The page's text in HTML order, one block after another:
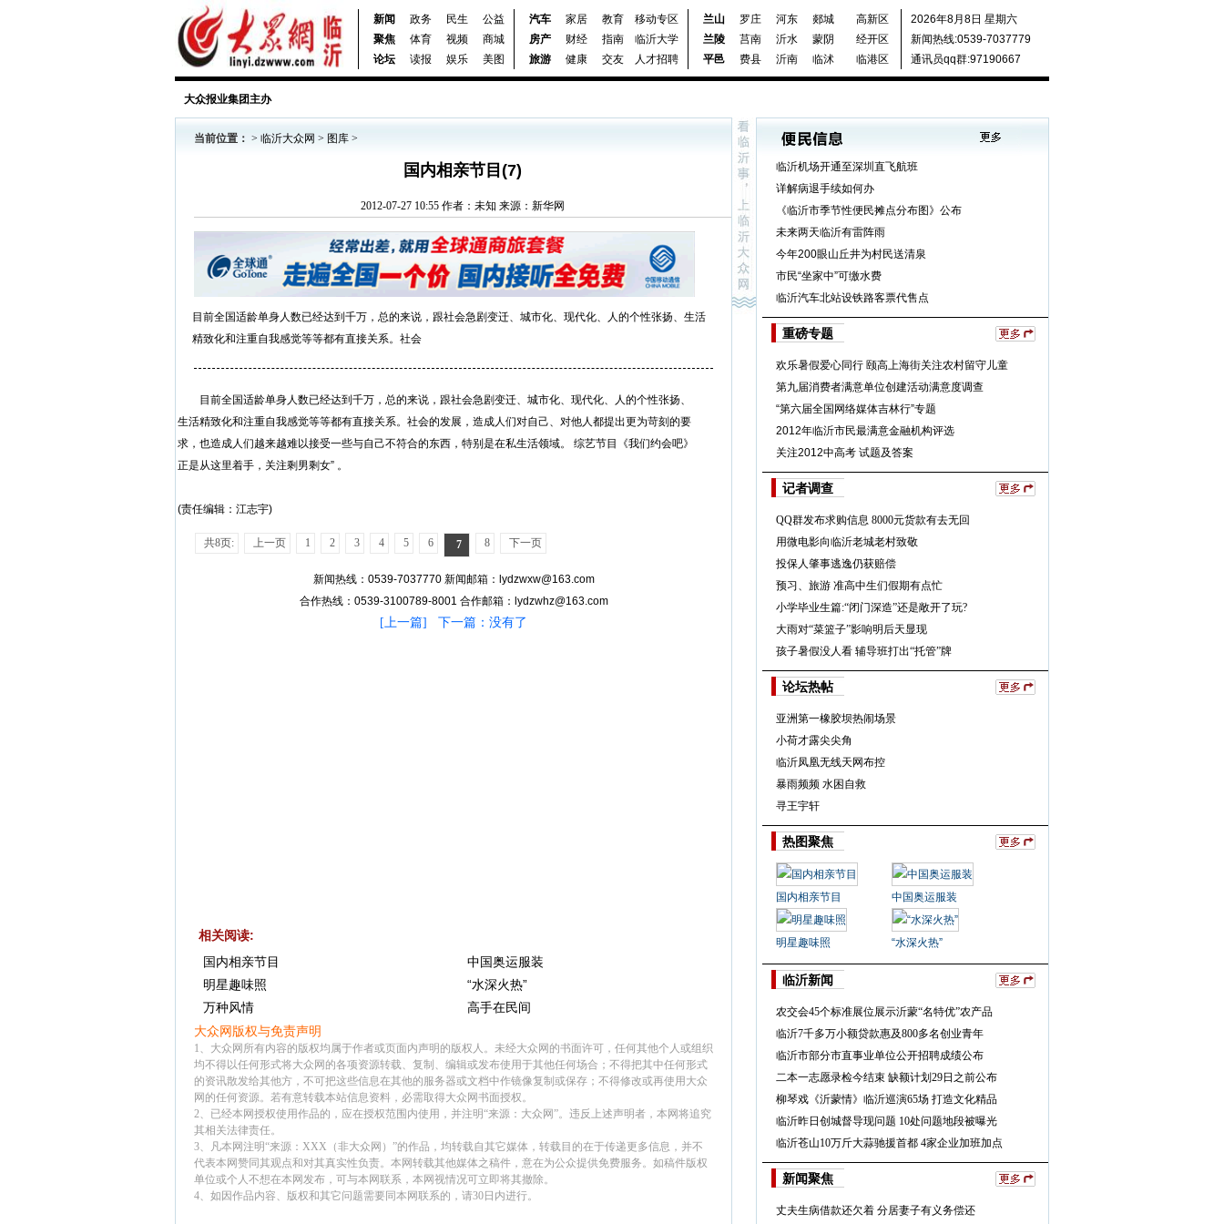
新闻 政务 民生
公益
聚焦
体育 视频
商城
论坛
读报 娱乐 美图
汽车 家居 教育
移动专区
房产
财经 指南
临沂大学
旅游
健康 交友 人才招聘
兰山 罗庄 河东 郯城
高新区
兰陵
莒南 沂水 蒙阴
经开区
平邑
费县 沂南 临沭 临港区
2026年8月8日 星期六
新闻热线:0539-7037779
通讯员qq群:97190667
大众报业集团主办
当前位置： > 临沂大众网 > 图库 >
国内相亲节目(7)
2012-07-27 10:55 作者：未知 来源：新华网
目前全国适龄单身人数已经达到千万，总的来说，跟社会急剧变迁、城市化、现代化、人的个性张扬、生活
精致化和注重自我感觉等等都有直接关系。社会
目前全国适龄单身人数已经达到千万，总的来说，跟社会急剧变迁、城市化、现代化、人的个性张扬、
生活精致化和注重自我感觉等等都有直接关系。社会的发展，造成人们对自己、对他人都提出更为苛刻的要
求，也造成人们越来越难以接受一些与自己不符合的东西，特别是在私生活领域。 综艺节目《我们约会吧》
正是从这里着手，关注剩男剩女” 。
(责任编辑：江志宇)
共8页: 上一页 1 2 3 4 5 6 7 8 下一页
新闻热线：0539-7037770 新闻邮箱：lydzwxw@163.com
合作热线：0539-3100789-8001 合作邮箱：lydzwhz@163.com
[上一篇] 下一篇：没有了
相关阅读:
国内相亲节目
中国奥运服装
明星趣味照
“水深火热”
万种风情
高手在民间
大众网版权与免责声明
1、大众网所有内容的版权均属于作者或页面内声明的版权人。未经大众网的书面许可，任何其他个人或组织
均不得以任何形式将大众网的各项资源转载、复制、编辑或发布使用于其他任何场合；不得把其中任何形式
的资讯散发给其他方，不可把这些信息在其他的服务器或文档中作镜像复制或保存；不得修改或再使用大众
网的任何资源。若有意转载本站信息资料，必需取得大众网书面授权。
2、已经本网授权使用作品的，应在授权范围内使用，并注明“来源：大众网”。违反上述声明者，本网将追究
其相关法律责任。
3、凡本网注明“来源：XXX（非大众网）”的作品，均转载自其它媒体，转载目的在于传递更多信息，并不
代表本网赞同其观点和对其真实性负责。本网转载其他媒体之稿件，意在为公众提供免费服务。如稿件版权
单位或个人不想在本网发布，可与本网联系，本网视情况可立即将其撤除。
4、如因作品内容、版权和其它问题需要同本网联系的，请30日内进行。
临沂机场开通至深圳直飞航班
详解病退手续如何办
《临沂市季节性便民摊点分布图》公布
未来两天临沂有雷阵雨
今年200眼山丘井为村民送清泉
市民“坐家中”可缴水费
临沂汽车北站设铁路客票代售点
重磅专题
欢乐暑假爱心同行 颐高上海街关注农村留守儿童
第九届消费者满意单位创建活动满意度调查
“第六届全国网络媒体吉林行”专题
2012年临沂市民最满意金融机构评选
关注2012中高考 试题及答案
记者调查
QQ群发布求购信息 8000元货款有去无回
用微电影向临沂老城老村致敬
投保人肇事逃逸仍获赔偿
预习、旅游 准高中生们假期有点忙
小学毕业生篇:“闭门深造”还是敞开了玩?
大雨对“菜篮子”影响明后天显现
孩子暑假没人看 辅导班打出“托管”牌
论坛热帖
亚洲第一橡胶坝热闹场景
小荷才露尖尖角
临沂凤凰无线天网布控
暴雨频频 水困自救
寻王宇轩
热图聚焦
国内相亲节目 中国奥运服装
明星趣味照 “水深火热”
临沂新闻
农交会45个标准展位展示沂蒙“名特优”农产品
临沂7千多万小额贷款惠及800多名创业青年
临沂市部分市直事业单位公开招聘成绩公布
二本一志愿录检今结束 缺额计划29日之前公布
柳琴戏《沂蒙情》临沂巡演65场 打造文化精品
临沂昨日创城督导现问题 10处问题地段被曝光
临沂苍山10万斤大蒜驰援首都 4家企业加班加点
新闻聚焦
丈夫生病借款还欠着 分居妻子有义务偿还